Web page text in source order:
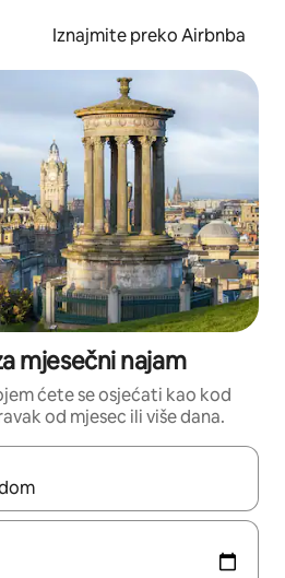
Iznajmite preko Airbnba
mjesečni najam
ćete se osjećati kao kod
od mjesec ili više dana.
moći ćete ih pregledati